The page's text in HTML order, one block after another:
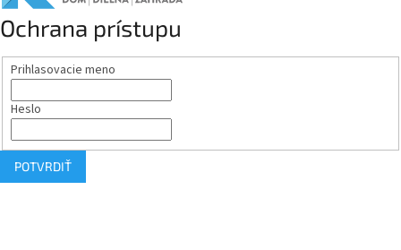
Ochrana prístupu
Prihlasovacie meno
Heslo
POTVRDIŤ